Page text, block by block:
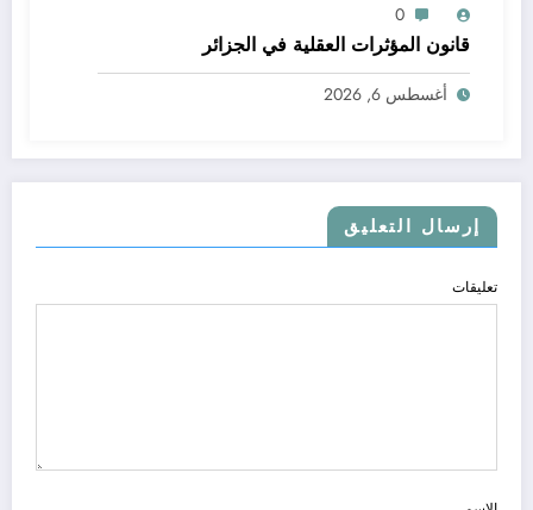
0
قانون المؤثرات العقلية في الجزائر
أغسطس 6, 2026
إرسال التعليق
تعليقات